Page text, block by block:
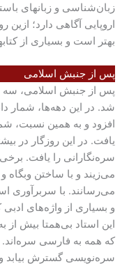
زبان‌شناسی و زبانهای
اروپایی آگاهی دارد؛ ازین
بهتر است و بسیاری از
پس از جنبش اسلامی
پس از جنبش اسلامی، سه
شد. در این دهه‌ها، شمار
افزود و به همین نسبت،
یافت. در این روزگار در
سره‌نگارانی را یافت.
می‌زیند و با ساختن وبگاه
می‌رسانند. با سربرآوری
و بسیاری از واژه‌های
این استاد بی‌همتا بیش از
که همه به فارسی
سره‌نویسی گسترش بیابد و